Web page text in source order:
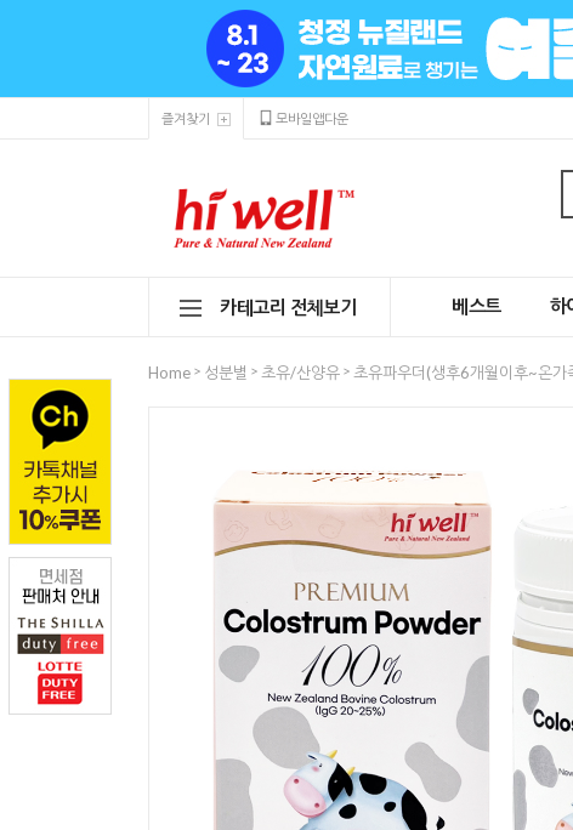
즐겨찾기 모바일앱다운
카테고리 전체보기 베스트 하
Home > 성분별 > 초유/산양유 > 초유파우더(생후6개월이후~온가